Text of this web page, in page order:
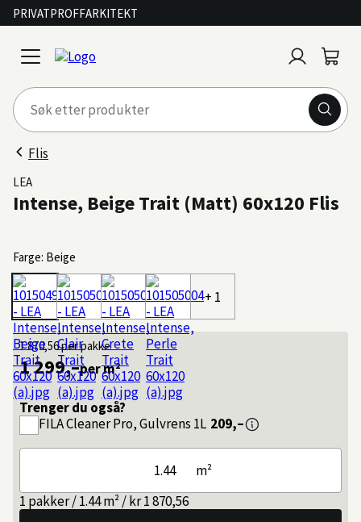
PRIVATPROFFARKITEKT
open
menu
inn
Flis
LEA
Intense, Beige Trait (Matt) 60x120 Flis
Farge: Beige
+ 1
1 870,56per pakke
1 299,–per m²
Trenger du også?
FILACleaner Pro, Gulvrens 1L 209,–
m²
1 pakker / 1.44 m² / kr 1 870,56